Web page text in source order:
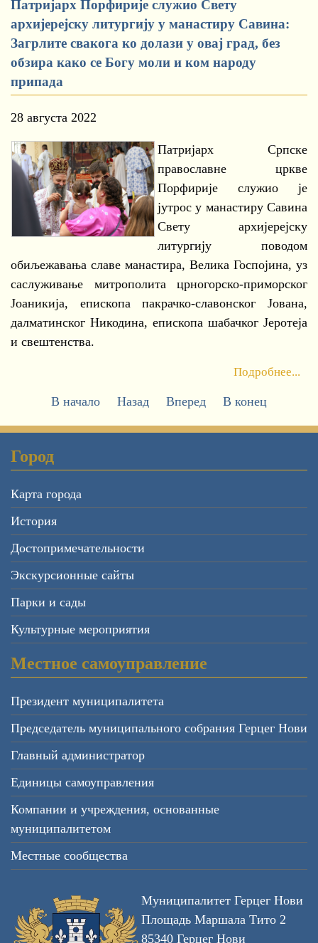
Патријарх Порфирије служио Свету
архијерејску литургију у манастиру Савина:
Загрлите свакога ко долази у овај град, без
обзира како се Богу моли и ком народу
припада
28 августа 2022
Патријарх Српске
православне цркве
Порфирије служио је
јутрос у манастиру Савина
Свету архијерејску
литургију поводом
обиљежавања славе манастира, Велика Госпојина, уз
саслуживање митрополита црногорско-приморског
Јоаникија, епископа пакрачко-славонског Јована,
далматинског Никодина, епископа шабачког Јеротеја
и свештенства.
Подробнее...
В начало Назад Вперед В конец
Город
Карта города
История
Достопримечательности
Экскурсионные сайты
Парки и сады
Культурные мероприятия
Местное самоуправление
Президент муниципалитета
Председатель муниципального собрания Герцег Нови
Главный администратор
Единицы самоуправления
Компании и учреждения, основанные
муниципалитетом
Местные сообщества
Муниципалитет Герцег Нови
Площадь Маршала Тито 2
85340 Герцег Нови